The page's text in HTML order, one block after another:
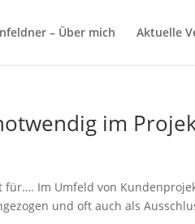
– Über mich Aktuelle
im
für…. Im Umfeld von
und oft auch als